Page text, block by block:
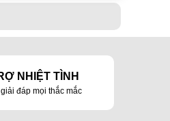
NHIỆT TÌNH
đáp mọi thắc mắc